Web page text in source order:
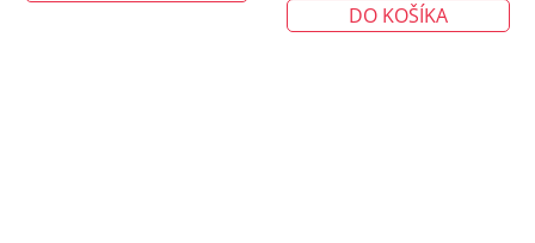
DO KOŠÍKA